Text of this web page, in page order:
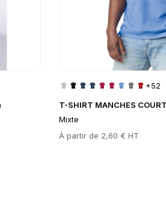
T-SHIRT MANCHES
Mixte
Prix
À partir de 2,60 € HT
+52